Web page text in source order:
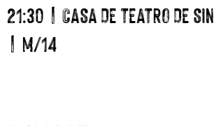
21:30 | CASA DE TEATRO DE
| M/14